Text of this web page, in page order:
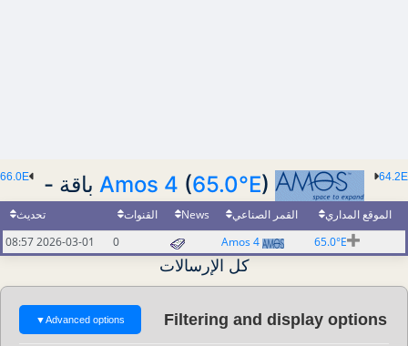
64.2E
66.0E Amos 4 (65.0°E) باقة -
الموقع المداري القمر الصناعي News القنوات
تحديث
65.0°E
Amos 4
0
2026-03-01 08:57
كل الإرسالات
Filtering and display options
Advanced options
▼